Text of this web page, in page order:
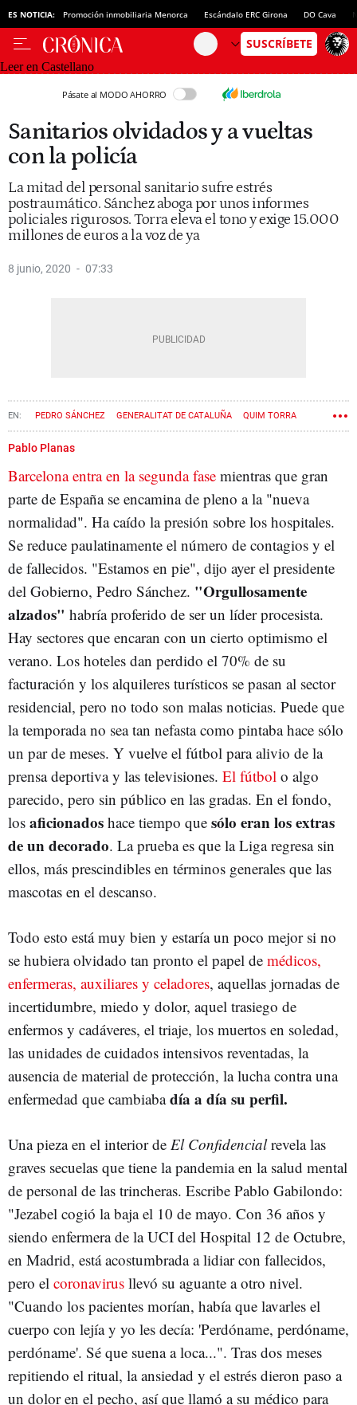
ES NOTICIA: Promoción inmobiliaria Menorca Escándalo ERC Girona DO Cava
Leer en Castellano
Pásate al MODO AHORRO
Sanitarios olvidados y a vueltas
con la policía
La mitad del personal sanitario sufre estrés
postraumático. Sánchez aboga por unos informes
policiales rigurosos. Torra eleva el tono y exige 15.000
millones de euros a la voz de ya
8 junio, 2020 07:33
PEDRO SÁNCHEZ GENERALITAT DE CATALUÑA QUIM TORRA
CORONAVIRUS
Pablo Planas
Barcelona entra en la segunda fase mientras que gran
parte de España se encamina de pleno a la "nueva
normalidad". Ha caído la presión sobre los hospitales.
Se reduce paulatinamente el número de contagios y el
de fallecidos. "Estamos en pie", dijo ayer el presidente
del Gobierno, Pedro Sánchez. "Orgullosamente
alzados" habría proferido de ser un líder procesista.
Hay sectores que encaran con un cierto optimismo el
verano. Los hoteles dan perdido el 70% de su
facturación y los alquileres turísticos se pasan al sector
residencial, pero no todo son malas noticias. Puede que
la temporada no sea tan nefasta como pintaba hace sólo
un par de meses. Y vuelve el fútbol para alivio de la
prensa deportiva y las televisiones. El fútbol o algo
parecido, pero sin público en las gradas. En el fondo,
los aficionados hace tiempo que sólo eran los extras
de un decorado. La prueba es que la Liga regresa sin
ellos, más prescindibles en términos generales que las
mascotas en el descanso.
Todo esto está muy bien y estaría un poco mejor si no
se hubiera olvidado tan pronto el papel de médicos,
enfermeras, auxiliares y celadores, aquellas jornadas de
incertidumbre, miedo y dolor, aquel trasiego de
enfermos y cadáveres, el triaje, los muertos en soledad,
las unidades de cuidados intensivos reventadas, la
ausencia de material de protección, la lucha contra una
enfermedad que cambiabadía a día su perfil.
Una pieza en el interior de El Confidencialrevela las
graves secuelas que tiene la pandemia en la salud mental
de personal de las trincheras. Escribe Pablo Gabilondo:
"Jezabel cogió la baja el 10 de mayo. Con 36 años y
siendo enfermera de la UCI del Hospital 12 de Octubre,
en Madrid, está acostumbrada a lidiar con fallecidos,
pero el coronavirus llevó su aguante a otro nivel.
"Cuando los pacientes morían, había que lavarles el
cuerpo con lejía y yo les decía: 'Perdóname, perdóname,
perdóname'. Sé que suena a loca...". Tras dos meses
repitiendo el ritual, la ansiedad y el estrés dieron paso a
un dolor en el pecho, así que llamó a su médico para